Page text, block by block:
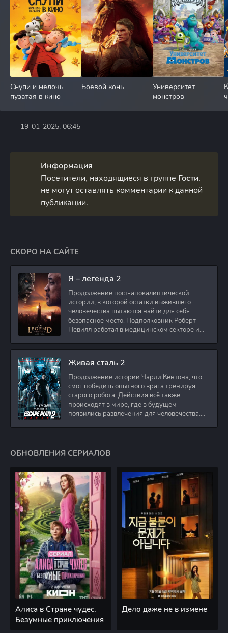
Снупи и мелочь
пузатая в кино
Боевой конь
Университет
монстров
19-01-2025, 06:45
Информация
Посетители, находящиеся в группе Гости,
не могут оставлять комментарии к данной
публикации.
СКОРО НА САЙТЕ
Я – легенда 2
Продолжение пост-апокалиптической
истории, в которой остатки выжившего
человечества пытаются найти для себя
безопасное место. Подполковник Роберт
Невилл работал в медицинском секторе и
Живая сталь 2
Продолжение истории Чарли Кентона, что
смог победить опытного врага тренируя
старого робота. Действия всё также
происходят в мире, где в будущем
появились развлечения для человечества.
ОБНОВЛЕНИЯ СЕРИАЛОВ
Алиса в Стране чудес.
Безумные приключения
Дело даже не в измене